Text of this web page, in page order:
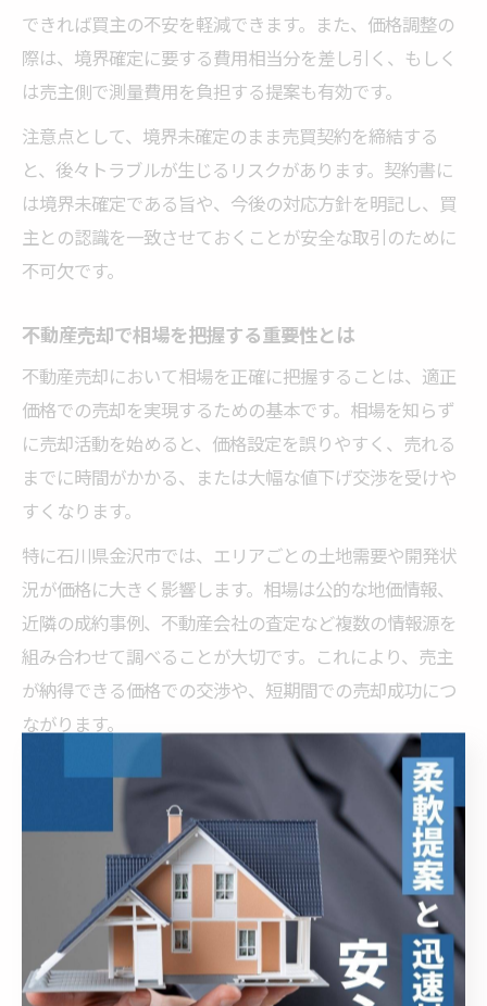
できれば買主の不安を軽減できます。また、価格調整の
際は、境界確定に要する費用相当分を差し引く、もしく
は売主側で測量費用を負担する提案も有効です。
注意点として、境界未確定のまま売買契約を締結する
と、後々トラブルが生じるリスクがあります。契約書に
は境界未確定である旨や、今後の対応方針を明記し、買
主との認識を一致させておくことが安全な取引のために
不可欠です。
不動産売却で相場を把握する重要性とは
不動産売却において相場を正確に把握することは、適正
価格での売却を実現するための基本です。相場を知らず
に売却活動を始めると、価格設定を誤りやすく、売れる
までに時間がかかる、または大幅な値下げ交渉を受けや
すくなります。
特に石川県金沢市では、エリアごとの土地需要や開発状
況が価格に大きく影響します。相場は公的な地価情報、
近隣の成約事例、不動産会社の査定など複数の情報源を
組み合わせて調べることが大切です。これにより、売主
が納得できる価格での交渉や、短期間での売却成功につ
ながります。
また、相場を把握していれば、買主からの値下げ交渉に
も冷静に対応できます。たとえば「近隣の成約価格と比
べて妥当な設定である」と説明することで、根拠のある
価格提示が可能になり、トラブルを未然に防ぐ効果も期
待できます。
石川県内での土地価格動向と売却戦略